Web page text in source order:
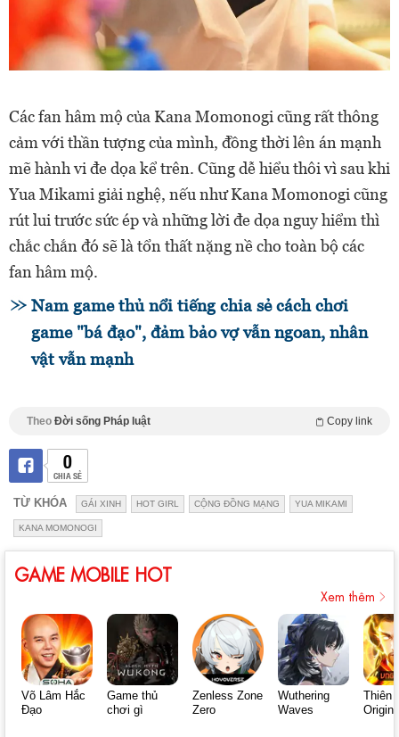
Các fan hâm mộ của Kana Momonogi cũng rất thông
cảm với thần tượng của mình, đồng thời lên án mạnh
mẽ hành vi đe dọa kể trên. Cũng dễ hiểu thôi vì sau khi
Yua Mikami giải nghệ, nếu như Kana Momonogi cũng
rút lui trước sức ép và những lời đe dọa nguy hiểm thì
chắc chắn đó sẽ là tổn thất nặng nề cho toàn bộ các
fan hâm mộ.
Nam game thủ nổi tiếng chia sẻ cách chơi
game "bá đạo", đảm bảo vợ vẫn ngoan, nhân
vật vẫn mạnh
Theo Đời sống Pháp luật Copy link
0
CHIA SẺ
TỪ KHÓA GÁI XINH HOT GIRL CỘNG ĐỒNG MẠNG YUA MIKAMI
KANA MOMONOGI
GAME MOBILE HOT
Xem thêm
Võ Lâm Hắc
Đạo
Game thủ
chơi gì
Zenless Zone
Zero
Wuthering
Waves
Thiên
Origin